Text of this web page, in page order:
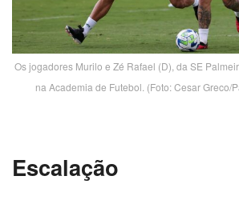
Os jogadores Murilo e Zé Rafael (D), da SE
na Academia de Futebol. (Foto: Cesar Greco/
Escalação